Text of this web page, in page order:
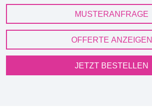
MUSTERANFRAGE
OFFERTE ANZEIGEN
JETZT BESTELLEN